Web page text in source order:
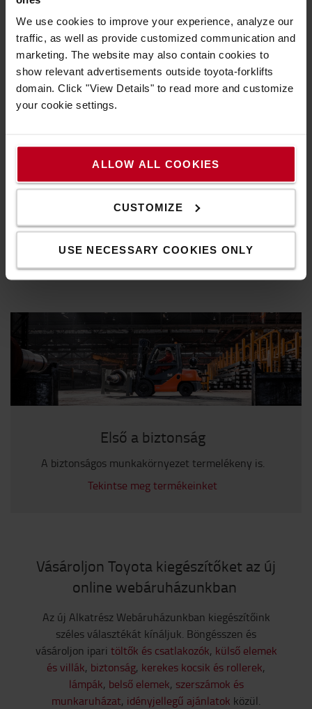
We use cookies to improve your experience, analyze our
traffic, as well as provide customized communication and
marketing. The website may also contain cookies to
show relevant advertisements outside toyota-forklifts
domain. Click "View Details" to read more and customize
your cookie settings.
ALLOW ALL COOKIES
CUSTOMIZE
USE NECESSARY COOKIES ONLY
felfedezhető, szállítókocsijaink még a nehezebb terhek
esetén is könnyedén gördülnek.
Tudjon meg többet ipari rollereinkről és
szállítókocsikjainkról
Első a biztonság
A biztonságos munkakörnyezet termelékeny is.
Tekintse meg termékeinket
Vásároljon Toyota kiegészítőket az új
online webáruházunkban
Az új Alkatrész Webáruházunkban kiegészítőink
széles választékát kínáljuk. Böngésszen és
vásároljon ipari töltők és csatlakozók, külső elemek
és villák, biztonság, kerekes kocsik és rollerek,
lámpák, belső elemek, szerszámok és
munkaruházat, idényjellegű ajánlatok közül.